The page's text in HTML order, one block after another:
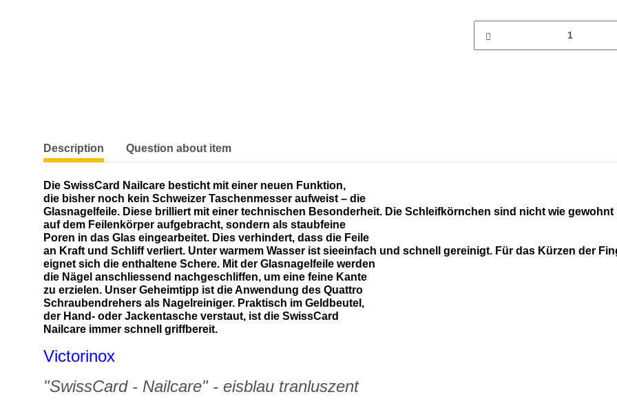
show more tabs
Description Question about item
Die SwissCard Nailcare besticht mit einer neuen Funktion,
die bisher noch kein Schweizer Taschenmesser aufweist – die
Glasnagelfeile. Diese brilliert mit einer technischen Besonderheit. Die Schleifkörnchen sind nicht wie gewohnt
auf dem Feilenkörper aufgebracht, sondern als staubfeine
Poren in das Glas eingearbeitet. Dies verhindert, dass die Feile
an Kraft und Schliff verliert. Unter warmem Wasser ist sieeinfach und schnell gereinigt. Für das Kürzen der
eignet sich die enthaltene Schere. Mit der Glasnagelfeile werden
die Nägel anschliessend nachgeschliffen, um eine feine Kante
zu erzielen. Unser Geheimtipp ist die Anwendung des Quattro
Schraubendrehers als Nagelreiniger. Praktisch im Geldbeutel,
der Hand- oder Jackentasche verstaut, ist die SwissCard
Nailcare immer schnell griffbereit.
Victorinox
"SwissCard - Nailcare" - eisblau tranluszent